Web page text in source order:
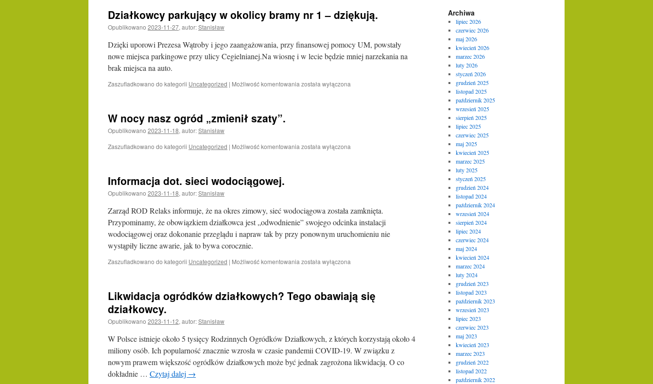
Działkowcy parkujący w okolicy bramy nr 1 – dziękują.
Opublikowano 2023-11-27, autor:Stanisław
Dzięki uporowi Prezesa Wątroby i jego zaangażowania, przy finansowej pomocy UM, powstały
nowe miejsca parkingowe przy ulicy Cegielnianej.Na wiosnę i w lecie będzie mniej narzekania na
brak miejsca na auto.
Zaszufladkowano do kategorii Uncategorized | Możliwość komentowania Działkowcy
–
została wyłączona
W nocy nasz ogród „zmienił szaty”.
Opublikowano 2023-11-18, autor:Stanisław
Zaszufladkowano do kategorii Uncategorized | Możliwość komentowania W
została wyłączona
Informacja dot. sieci wodociągowej.
Opublikowano 2023-11-18, autor:Stanisław
Zarząd ROD Relaks informuje, że na okres zimowy, sieć wodociągowa została zamknięta.
Przypominamy, że obowiązkiem działkowca jest „odwodnienie” swojego odcinka instalacji
wodociągowej oraz dokonanie przeglądu i napraw tak by przy ponownym uruchomieniu nie
wystąpiły liczne awarie, jak to bywa corocznie.
Zaszufladkowano do kategorii Uncategorized | Możliwość komentowania Informacja
została wyłączona
Likwidacja ogródków działkowych? Tego obawiają się
działkowcy.
Opublikowano 2023-11-12, autor:Stanisław
W Polsce istnieje około 5 tysięcy Rodzinnych Ogródków Działkowych, z których korzystają około 4
miliony osób. Ich popularność znacznie wzrosła w czasie pandemii COVID-19. W związku z
nowym prawem większość ogródków działkowych może być jednak zagrożona likwidacją. O co
dokładnie … Czytaj dalej →
Archiwa
lipiec 2026
czerwiec 2026
maj 2026
kwiecień 2026
marzec 2026
luty 2026
styczeń 2026
grudzień 2025
listopad 2025
październik 2025
wrzesień 2025
sierpień 2025
lipiec 2025
czerwiec 2025
maj 2025
kwiecień 2025
marzec 2025
luty 2025
styczeń 2025
grudzień 2024
listopad 2024
październik 2024
wrzesień 2024
sierpień 2024
lipiec 2024
czerwiec 2024
maj 2024
kwiecień 2024
marzec 2024
luty 2024
grudzień 2023
listopad 2023
październik 2023
wrzesień 2023
lipiec 2023
czerwiec 2023
maj 2023
kwiecień 2023
marzec 2023
grudzień 2022
listopad 2022
październik 2022